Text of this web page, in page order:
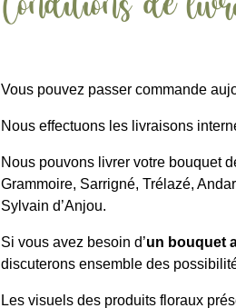
Conditions de
Vous pouvez passer commande
Nous effectuons les livraisons
Nous pouvons livrer votre bouquet
Grammoire, Sarrigné, Trélazé,
Sylvain d’Anjou.
Si vous avez besoin d’un bouquet
discuterons ensemble des
Les visuels des produits floraux